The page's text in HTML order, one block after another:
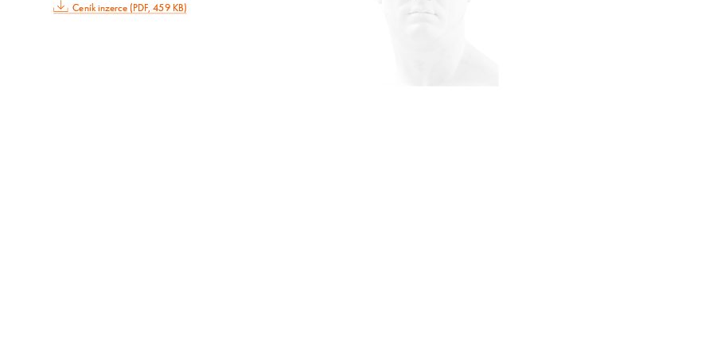
Ceník inzerce (PDF, 459 KB)